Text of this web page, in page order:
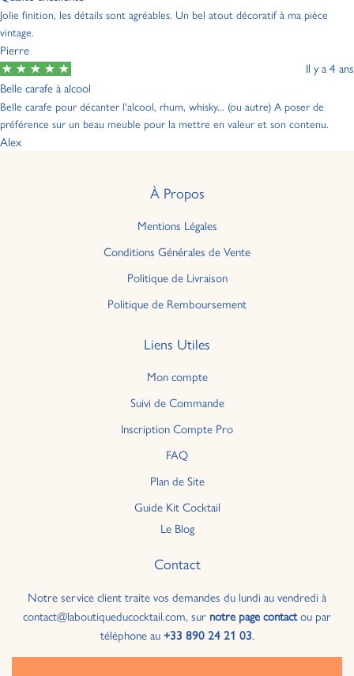
Jolie finition, les détails sont agréables. Un bel atout décoratif à ma pièce
vintage.
Pierre
Il y a 4 ans
Belle carafe à alcool
Belle carafe pour décanter l'alcool, rhum, whisky... (ou autre) A poser de
préférence sur un beau meuble pour la mettre en valeur et son contenu.
Alex
À Propos
Mentions Légales
Conditions Générales de Vente
Politique de Livraison
Politique de Remboursement
Liens Utiles
Mon compte
Suivi de Commande
Inscription Compte Pro
FAQ
Plan de Site
Guide Kit Cocktail
Le Blog
Contact
Notre service client traite vos demandes du lundi au vendredi à
contact@laboutiqueducocktail.com, sur notre page contactou par
téléphone au +33 890 24 21 03.